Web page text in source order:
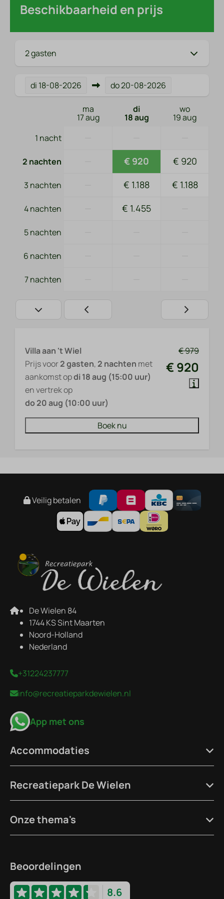
Beschikbaarheid en prijs
2 gasten
di 18-08-2026 do20-08-2026
ma
17 aug
di
18 aug
wo
19 aug
1 nacht
2 nachten € 920 € 920
3 nachten € 1.188 € 1.188
4 nachten € 1.455
5 nachten
6 nachten
7 nachten
€ 979
€ 920
Villa aan 't Wiel
Prijs voor2 gasten, 2 nachten met
aankomst opdi 18 aug (15:00 uur)
en vertrek op
do 20 aug (10:00 uur)
Boek nu
Veilig betalen
De Wielen 84
1744 KS Sint Maarten
Noord-Holland
Nederland
+31224237777
info@recreatieparkdewielen.nl
App met ons
Accommodaties
Recreatiepark De Wielen
Onze thema's
Beoordelingen
8.6